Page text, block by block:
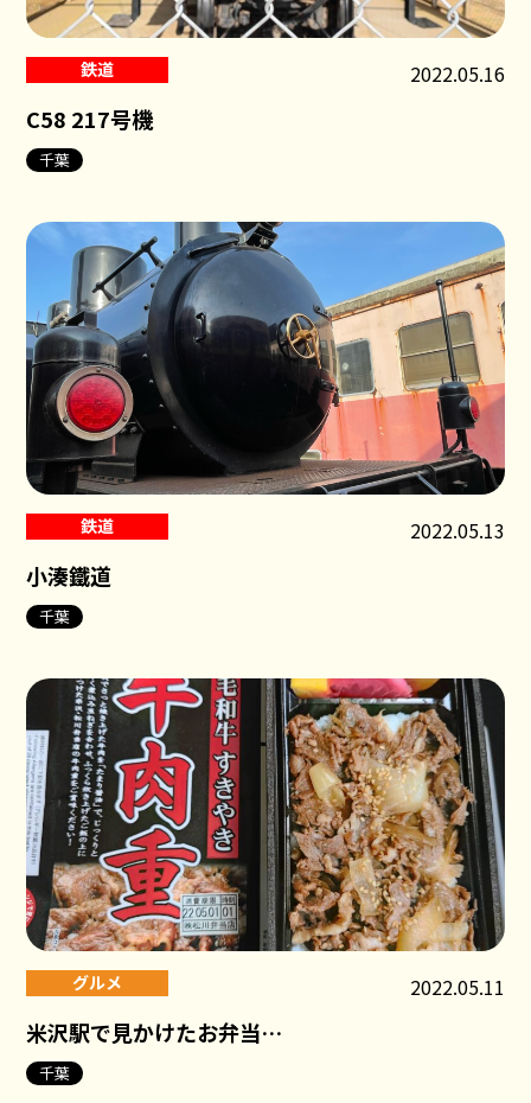
鉄道 2022.05.16
C58 217号機
千葉
鉄道 2022.05.13
小湊鐵道
千葉
グルメ 2022.05.11
米沢駅で見かけたお弁当…
千葉